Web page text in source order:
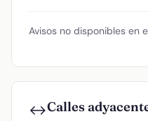
Avisos no disponibles en
↔️Calles